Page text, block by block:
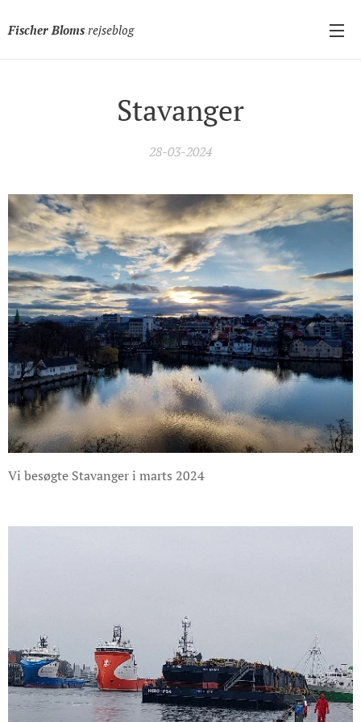
Fischer Blomsrejseblog
Stavanger
28-03-2024
Vi besøgte Stavanger i marts 2024